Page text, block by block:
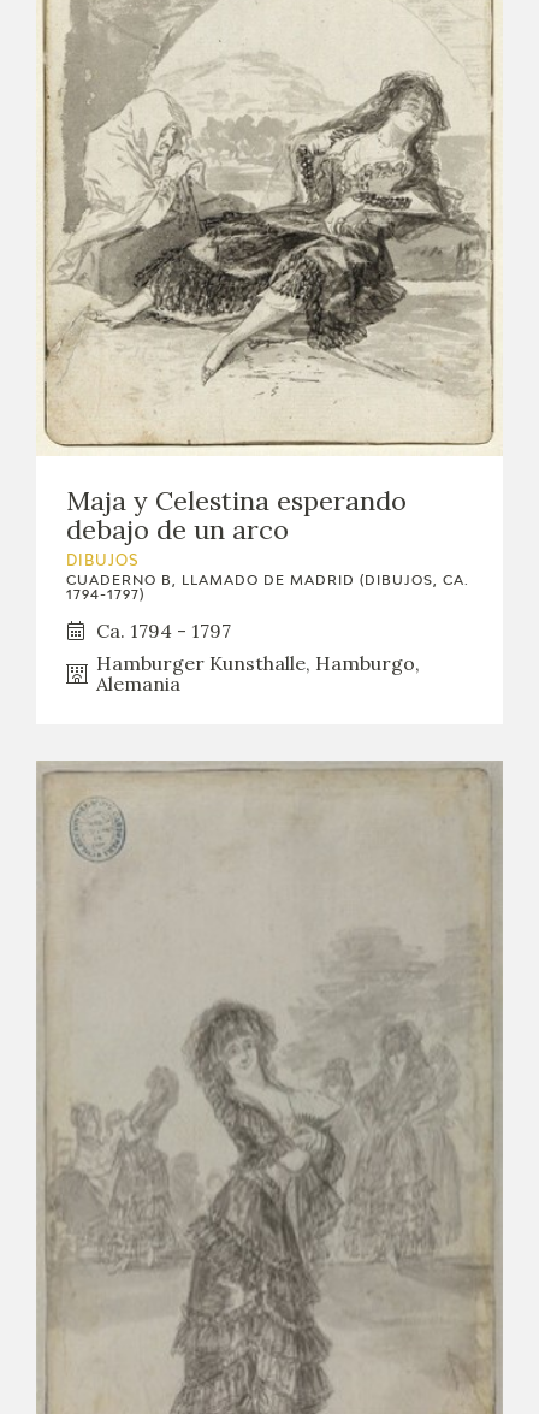
PUBLICACIONES
TIENDA
TIENDA ONLINE
EDUCA
CEDEA
RECURSOS EDUCATIVOS
FICHAS ARASAAC
Maja y Celestina esperando
debajo de un arco
DIBUJOS
CUADERNO B, LLAMADO DE MADRID (DIBUJOS, CA.
1794-1797)
Ca. 1794 - 1797
Hamburger Kunsthalle, Hamburgo,
Alemania